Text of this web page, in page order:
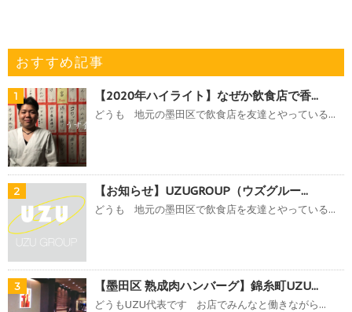
おすすめ記事
1 【2020年ハイライト】なぜか飲食店で香...
どうも 地元の墨田区で飲食店を友達とやっている...
2 【お知らせ】UZUGROUP（ウズグルー...
どうも 地元の墨田区で飲食店を友達とやっている...
3 【墨田区 熟成肉ハンバーグ】錦糸町UZU...
どうもUZU代表です お店でみんなと働きながら...